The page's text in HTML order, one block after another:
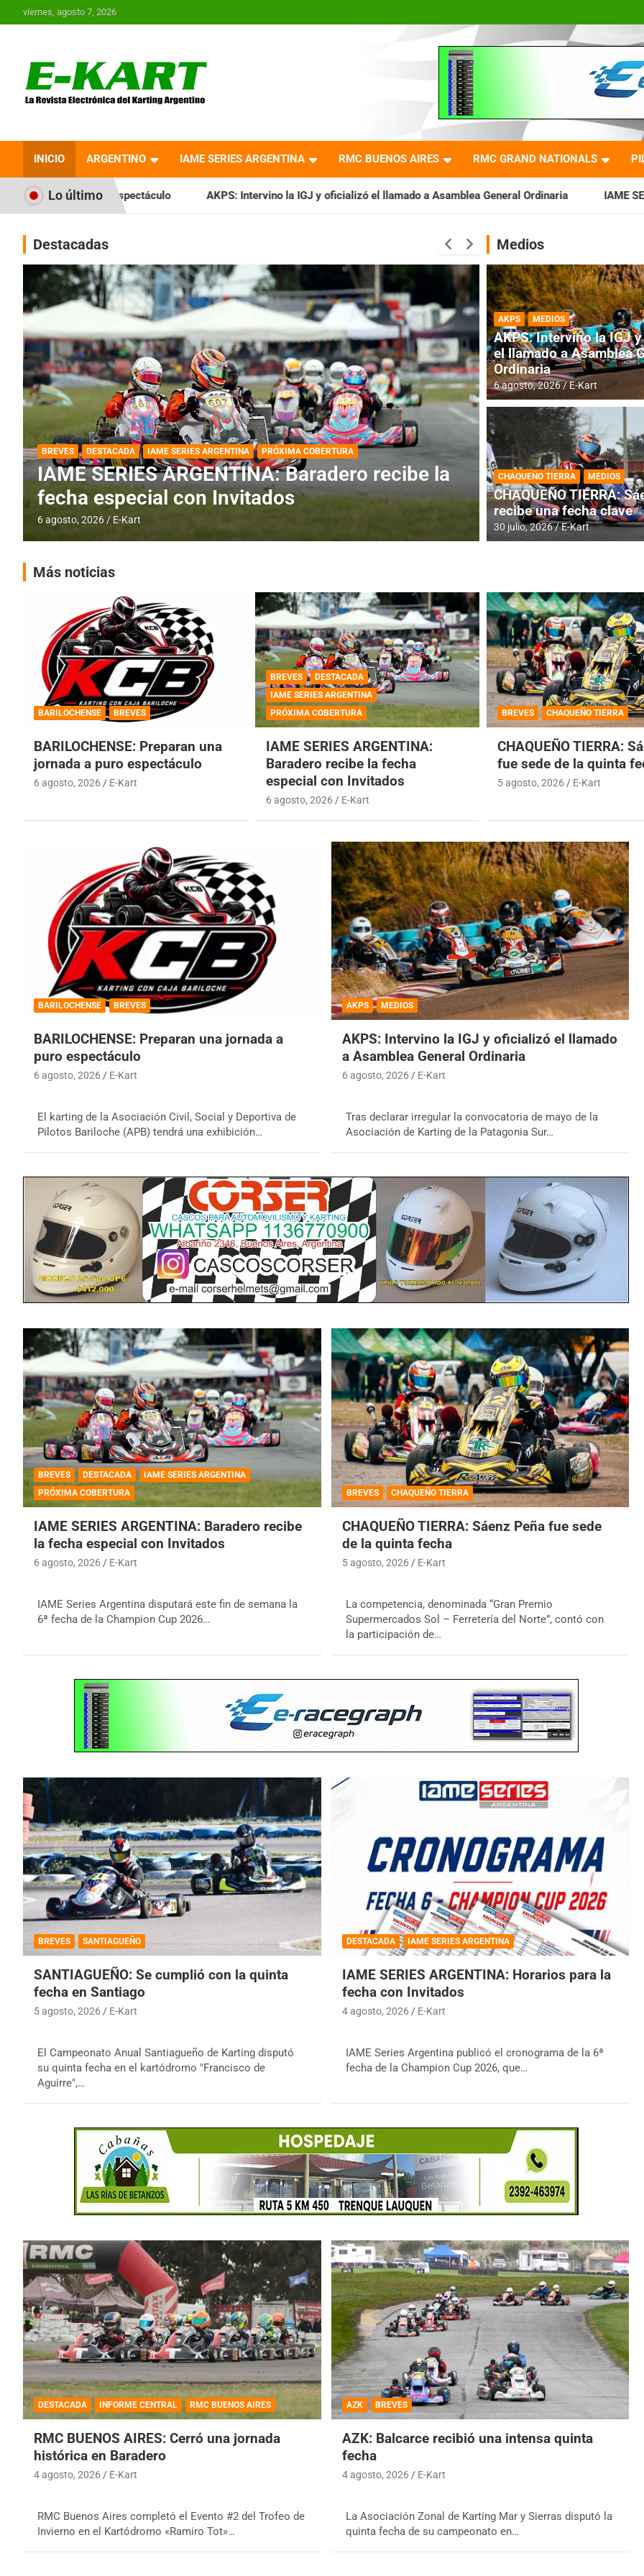
al
viernes, agosto 7, 2026
Revista Electrónica del
Karting en Argentina
INICIO ARGENTINO IAME SERIES ARGENTINA RMC BUENOS AIRES RMC GRAND NATIONALS
Lo últimoAKPS: Intervino la IGJ y oficializó el llamado a Asamblea General Ordinaria IAME SERIES ARGENTINA:
Destacadas
DESTACADA IAME SERIES ARGENTINA
IAME SERIES ARGENTINA: Horarios para la
fecha con Invitados
4 agosto, 2026 E-Kart
DESTACADA INFORME CENTRAL
RMC BUENOS
histórica en
4 agosto, 2026 E-Kart
Medios
AKPS MEDIOS
AKPS: Intervino la IGJ
el llamado a Asamblea
Ordinaria
6 agosto, 2026 E-Kart
CHAQUEÑO TIERRA MEDIOS
CHAQUEÑO TIERRA:
recibe una fecha clave
30 julio, 2026 E-Kart
Más noticias
BARILOCHENSE BREVES
BARILOCHENSE: Preparan una
jornada a puro espectáculo
6 agosto, 2026 E-Kart
BREVES
DESTACADA
IAME SERIES ARGENTINA
PRÓXIMA COBERTURA
IAME SERIES ARGENTINA:
Baradero recibe la fecha
especial con Invitados
6 agosto, 2026 E-Kart
BREVES CHAQUEÑO TIERRA
CHAQUEÑO TIERRA:
fue sede de la quinta
5 agosto, 2026 E-Kart
BARILOCHENSE BREVES
BARILOCHENSE: Preparan una jornada a
puro espectáculo
6 agosto, 2026 E-Kart
El karting de la Asociación Civil, Social y Deportiva de
Pilotos Bariloche (APB) tendrá una exhibición…
AKPS MEDIOS
AKPS: Intervino la IGJ y oficializó el llamado
a Asamblea General Ordinaria
6 agosto, 2026 E-Kart
Tras declarar irregular la convocatoria de mayo de la
Asociación de Karting de la Patagonia Sur…
BREVES DESTACADA
IAME SERIES ARGENTINA
PRÓXIMA COBERTURA
IAME SERIES ARGENTINA: Baradero recibe
la fecha especial con Invitados
6 agosto, 2026 E-Kart
IAME Series Argentina disputará este fin de semana la
6ª fecha de la Champion Cup 2026…
BREVES CHAQUEÑO TIERRA
CHAQUEÑO TIERRA: Sáenz Peña fue sede
de la quinta fecha
5 agosto, 2026 E-Kart
La competencia, denominada “Gran Premio
Supermercados Sol – Ferretería del Norte”, contó con
la participación de…
BREVES SANTIAGUEÑO
SANTIAGUEÑO: Se cumplió con la quinta
fecha en Santiago
5 agosto, 2026 E-Kart
El Campeonato Anual Santiagueño de Karting disputó
su quinta fecha en el kartódromo "Francisco de
Aguirre",…
DESTACADA IAME SERIES ARGENTINA
IAME SERIES ARGENTINA: Horarios para la
fecha con Invitados
4 agosto, 2026 E-Kart
IAME Series Argentina publicó el cronograma de la 6ª
fecha de la Champion Cup 2026, que…
DESTACADA INFORME CENTRAL RMC BUENOS AIRES
RMC BUENOS AIRES: Cerró una jornada
histórica en Baradero
4 agosto, 2026 E-Kart
RMC Buenos Aires completó el Evento #2 del Trofeo de
Invierno en el Kartódromo «Ramiro Tot»…
AZK BREVES
AZK: Balcarce recibió una intensa quinta
fecha
4 agosto, 2026 E-Kart
La Asociación Zonal de Karting Mar y Sierras disputó la
quinta fecha de su campeonato en…